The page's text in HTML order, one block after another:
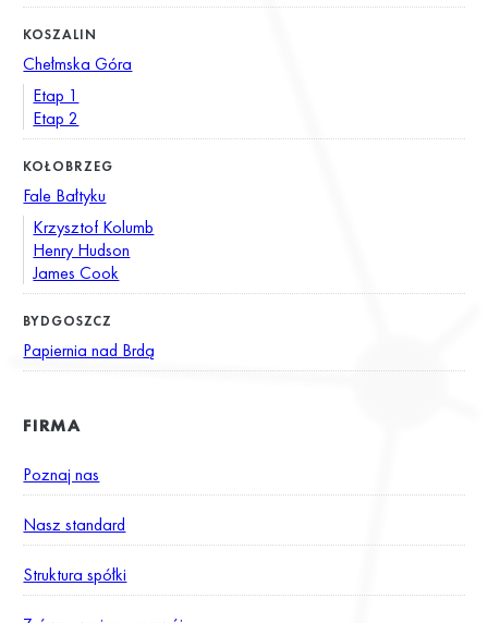
KOSZALIN
Chełmska Góra
Etap 1
Etap 2
KOŁOBRZEG
Fale Bałtyku
Krzysztof Kolumb
Henry Hudson
James Cook
BYDGOSZCZ
Papiernia nad Brdą
FIRMA
Poznaj nas
Nasz standard
Struktura spółki